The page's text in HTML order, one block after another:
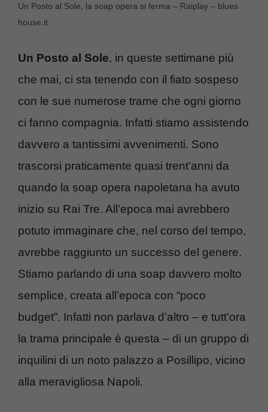
Un Posto al Sole, la soap opera si ferma – Raiplay – blues
house.it
Un Posto al Sole, in queste settimane più
che mai, ci sta tenendo con il fiato sospeso
con le sue numerose trame che ogni giorno
ci fanno compagnia. Infatti stiamo assistendo
davvero a tantissimi avvenimenti. Sono
trascorsi praticamente quasi trent’anni da
quando la soap opera napoletana ha avuto
inizio su Rai Tre. All’epoca mai avrebbero
potuto immaginare che, nel corso del tempo,
avrebbe raggiunto un successo del genere.
Stiamo parlando di una soap davvero molto
semplice, creata all’epoca con “poco
budget”. Infatti non parlava d’altro – e tutt’ora
la trama principale è questa – di un gruppo di
inquilini di un noto palazzo a Posillipo, vicino
alla meravigliosa Napoli.